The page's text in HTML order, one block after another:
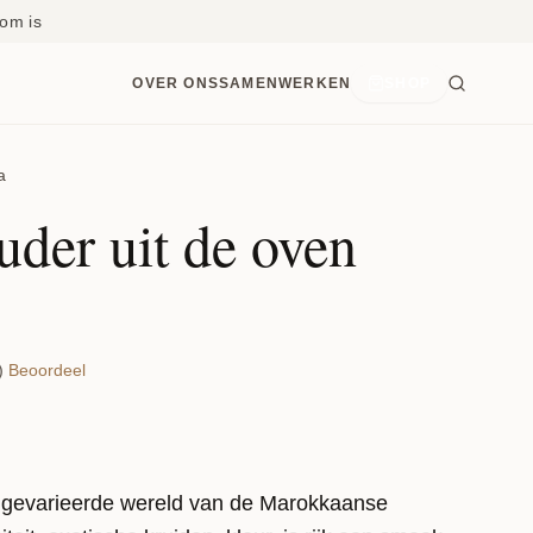
is
OVER ONSSAMENWERKEN
uit de oven
Beoordeel
wereld van de Marokkaanse